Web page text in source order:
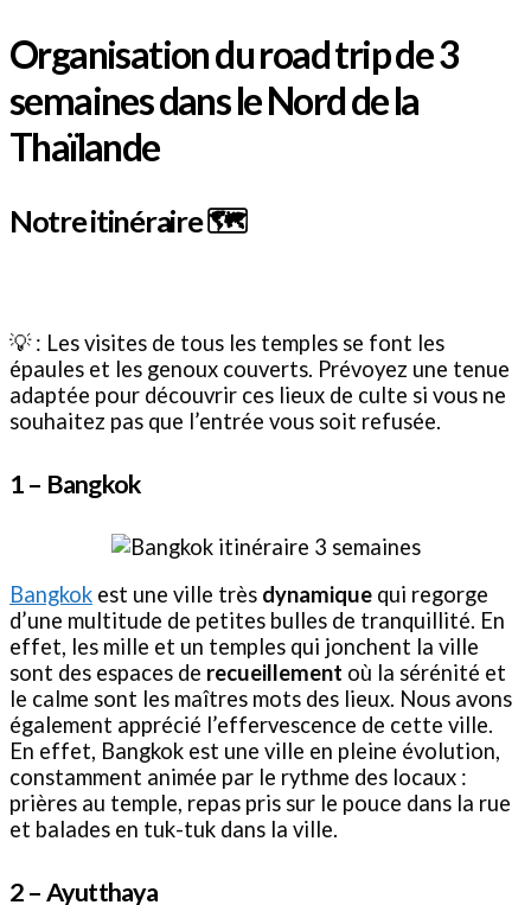
Organisation du road trip de 3
semaines dans le Nord de la
Thaïlande
Notre itinéraire 🗺️
💡 : Les visites de tous les temples se font les
épaules et les genoux couverts. Prévoyez une tenue
adaptée pour découvrir ces lieux de culte si vous ne
souhaitez pas que l’entrée vous soit refusée.
1 – Bangkok
Bangkok est une ville très dynamique qui regorge
d’une multitude de petites bulles de tranquillité. En
effet, les mille et un temples qui jonchent la ville
sont des espaces de recueillement où la sérénité et
le calme sont les maîtres mots des lieux. Nous avons
également apprécié l’effervescence de cette ville.
En effet, Bangkok est une ville en pleine évolution,
constamment animée par le rythme des locaux :
prières au temple, repas pris sur le pouce dans la rue
et balades en tuk-tuk dans la ville.
2 –Ayutthaya